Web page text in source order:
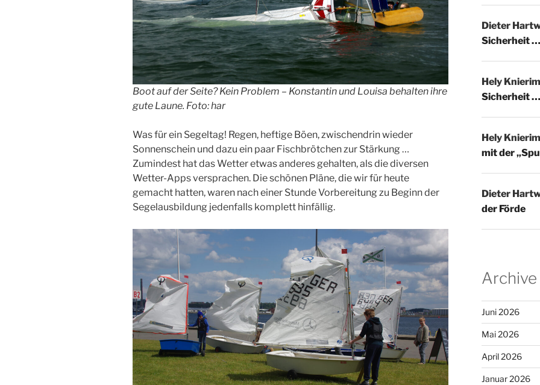
Boot auf der Seite? Kein Problem – Konstantin und Louisa behalten ihre
gute Laune. Foto: har
Was für ein Segeltag! Regen, heftige Böen, zwischendrin wieder
Sonnenschein und dazu ein paar Fischbrötchen zur Stärkung …
Zumindest hat das Wetter etwas anderes gehalten, als die diversen
Wetter-Apps versprachen. Die schönen Pläne, die wir für heute
gemacht hatten, waren nach einer Stunde Vorbereitung zu Beginn der
Segelausbildung jedenfalls komplett hinfällig.
Dieter
Sicherheit
Hely Knierim
Sicherheit
Hely Knierim
mit der
Dieter
der Förde
Archive
Juni 2026
Mai 2026
April 2026
Januar 2026